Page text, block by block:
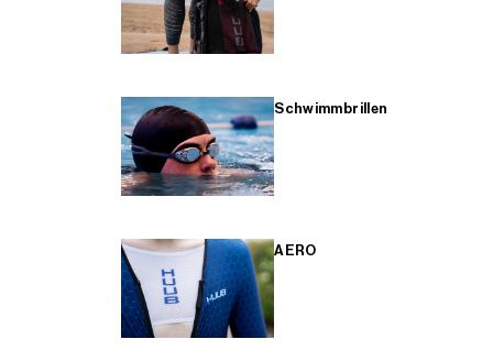
Schwimmbrillen
AERO